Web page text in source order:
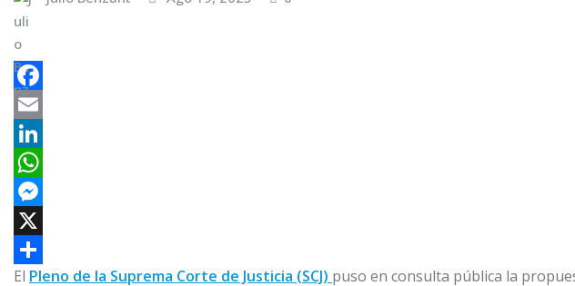
F
a
c
e
b
o
o
E
m
a
L
n
k
e
W
h
a
t
M
e
s
X
C
El Pleno de la Suprema Corte de Justicia (SCJ) puso en consulta pública la